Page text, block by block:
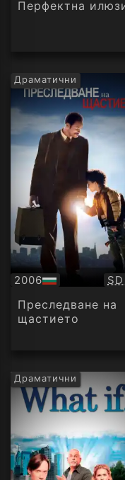
Перфектна
Драматични
2006
БГ
аудио
Преследване на
щастието
Драматични